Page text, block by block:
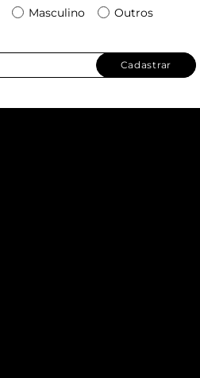
Masculino Outros
Cadastrar